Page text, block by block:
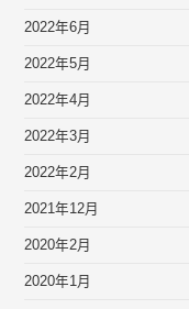
2022年6月
2022年5月
2022年4月
2022年3月
2022年2月
2021年12月
2020年2月
2020年1月